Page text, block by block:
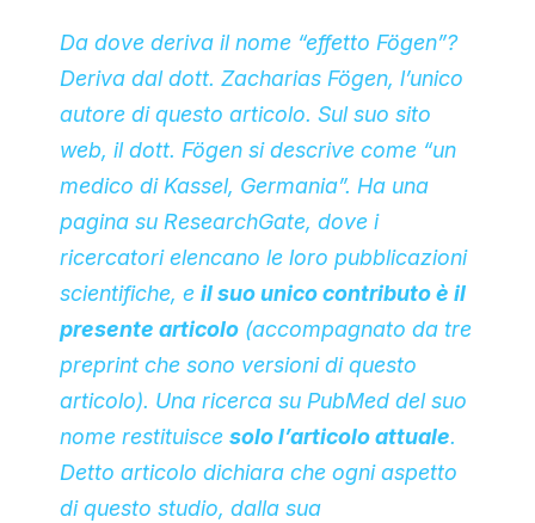
Da dove deriva il nome “effetto Fögen”?
Deriva dal dott. Zacharias Fögen, l’unico
autore di questo articolo. Sulsuo sito
web, il dott. Fögen si descrive come “un
medico di Kassel, Germania”. Ha una
pagina su ResearchGate, dove i
ricercatori elencano le loro pubblicazioni
scientifiche, e il suo unico contributo è il
presente articolo (accompagnato da tre
preprint che sono versioni di questo
articolo). Una ricerca su PubMed del suo
nome restituisce solo l’articolo attuale.
Detto articolo dichiara che ogni aspetto
di questo studio, dalla sua